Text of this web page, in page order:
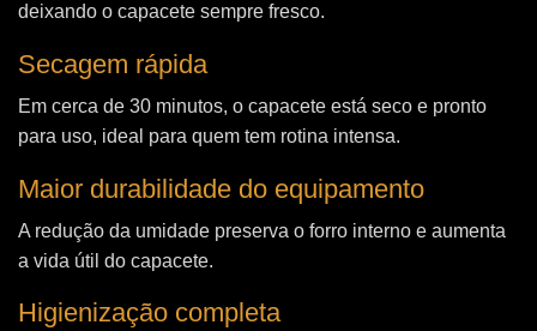
deixando o capacete sempre fresco.
Secagem rápida
Em cerca de 30 minutos, o capacete está seco e pronto
para uso, ideal para quem tem rotina intensa.
Maior durabilidade do equipamento
A redução da umidade preserva o forro interno e aumenta
a vida útil do capacete.
Higienização completa